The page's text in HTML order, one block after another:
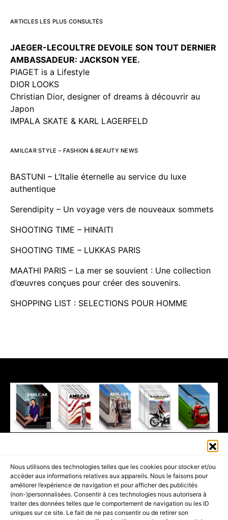
Nous utilisons des technologies telles que les cookies pour stocker et/ou
accéder aux informations relatives aux appareils. Nous le faisons pour
améliorer l’expérience de navigation et pour afficher des publicités
(non-)personnalisées. Consentir à ces technologies nous autorisera à
traiter des données telles que le comportement de navigation ou les ID
uniques sur ce site. Le fait de ne pas consentir ou de retirer son
ARTICLES LES PLUS CONSULTÉS
JAEGER-LECOULTRE DEVOILE SON TOUT DERNIER
AMBASSADEUR: JACKSON YEE.
PIAGET is a Lifestyle
DIOR LOOKS
Christian Dior, designer of dreams à découvrir au
Japon
IMPALA SKATE & KARL LAGERFELD
AMILCAR STYLE – FASHION & BEAUTY NEWS
BASTUNI – L’Italie éternelle au service du luxe
authentique
Serendipity – Un voyage vers de nouveaux sommets
SHOOTING TIME – HINAITI
SHOOTING TIME – LUKKAS PARIS
MAATHI PARIS – La mer se souvient : Une collection
d’œuvres conçues pour créer des souvenirs.
SHOPPING LIST : SELECTIONS POUR HOMME
PART OF THEAMILCAR MAGAZINE GROUP.EDITOR - ADVERTISING
AGENCE MEDIANE.
ACCUEIL BEST OF LUXE
35 MAGAZINES
SHOPPING & CONCIERGERIE
Voyages Contact